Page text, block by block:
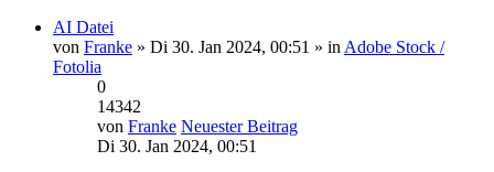
AI Datei
von Franke » Di 30. Jan 2024, 00:51 » in Adobe Stock /
Fotolia
0
14342
von Franke Neuester Beitrag
Di 30. Jan 2024, 00:51